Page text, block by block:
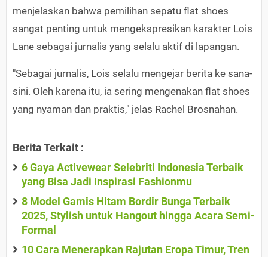
menjelaskan bahwa pemilihan sepatu flat shoes
sangat penting untuk mengekspresikan karakter Lois
Lane sebagai jurnalis yang selalu aktif di lapangan.
"Sebagai jurnalis, Lois selalu mengejar berita ke sana-
sini. Oleh karena itu, ia sering mengenakan flat shoes
yang nyaman dan praktis," jelas Rachel Brosnahan.
Berita Terkait :
6 Gaya Activewear Selebriti Indonesia Terbaik
yang Bisa Jadi Inspirasi Fashionmu
8 Model Gamis Hitam Bordir Bunga Terbaik
2025, Stylish untuk Hangout hingga Acara Semi-
Formal
10 Cara Menerapkan Rajutan Eropa Timur, Tren